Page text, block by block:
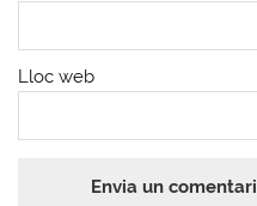
Lloc web